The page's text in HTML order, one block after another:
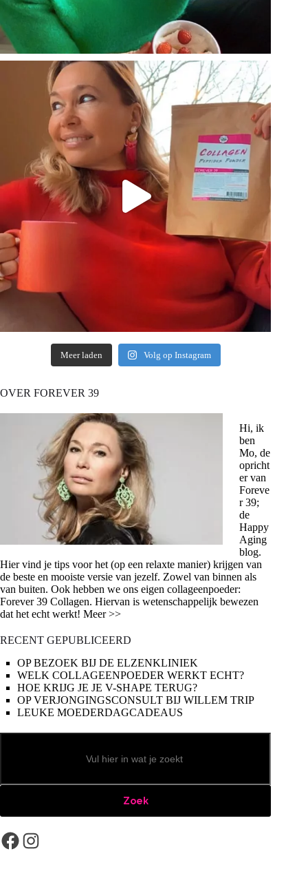
Meer laden Volg op Instagram
OVER FOREVER 39
Hi, ik
ben
Mo, de
opricht
er van
Foreve
r 39;
de
Happy
Aging
blog.
Hier vind je tips voor het (op een relaxte manier) krijgen van
de beste en mooiste versie van jezelf. Zowel van binnen als
van buiten. Ook hebben we ons eigen collageenpoeder:
Forever 39 Collagen. Hiervan is wetenschappelijk bewezen
dat het echt werkt! Meer >>
RECENT GEPUBLICEERD
OP BEZOEK BIJ DE ELZENKLINIEK
WELK COLLAGEENPOEDER WERKT ECHT?
HOE KRIJG JE JE V-SHAPE TERUG?
OP VERJONGINGSCONSULT BIJ WILLEM TRIP
LEUKE MOEDERDAGCADEAUS
Zoeken
Zoek
Facebook
Instagram